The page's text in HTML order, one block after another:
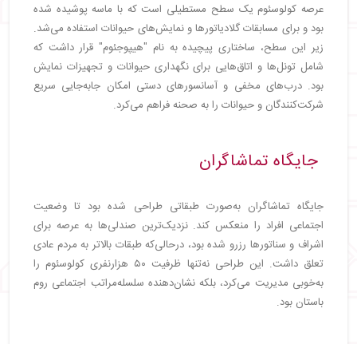
عرصه کولوسئوم یک سطح مستطیلی است که با ماسه پوشیده شده
بود و برای مسابقات گلادیاتورها و نمایش‌های حیوانات استفاده می‌شد.
زیر این سطح، ساختاری پیچیده به نام "هیپوجئوم" قرار داشت که
شامل تونل‌ها و اتاق‌هایی برای نگهداری حیوانات و تجهیزات نمایش
بود. درب‌های مخفی و آسانسورهای دستی امکان جابه‌جایی سریع
شرکت‌کنندگان و حیوانات را به صحنه فراهم می‌کرد.
جایگاه تماشاگران
جایگاه تماشاگران به‌صورت طبقاتی طراحی شده بود تا وضعیت
اجتماعی افراد را منعکس کند. نزدیک‌ترین صندلی‌ها به عرصه برای
اشراف و سناتورها رزرو شده بود، درحالی‌که طبقات بالاتر به مردم عادی
تعلق داشت. این طراحی نه‌تنها ظرفیت ۵۰ هزارنفری کولوسئوم را
به‌خوبی مدیریت می‌کرد، بلکه نشان‌دهنده سلسله‌مراتب اجتماعی روم
باستان بود.